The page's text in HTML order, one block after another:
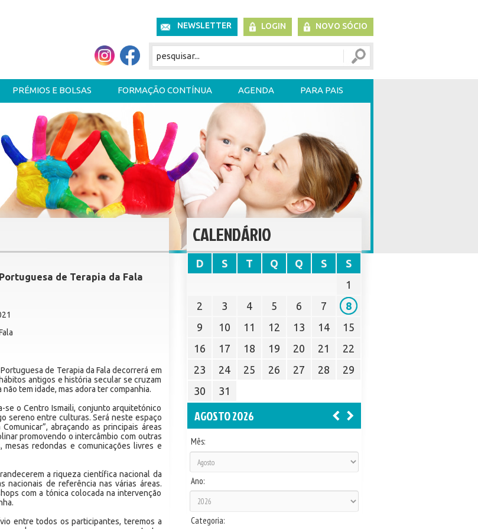
NEWSLETTER LOGIN NOVO SÓCIO
PRÉMIOS E BOLSAS FORMAÇÃO CONTÍNUA AGENDA PARA PAIS
de Terapia da Fala
de Terapia da Fala decorrerá em
antigos e história secular se cruzam
tem idade, mas adora ter companhia.
se o Centro Ismaili, conjunto arquitetónico
sereno entre culturas. Será neste espaço
abraçando as principais áreas
promovendo o intercâmbio com outras
mesas redondas e comunicações livres e
a riqueza científica nacional da
nacionais de referência nas várias áreas.
com a tónica colocada na intervenção
entre todos os participantes, teremos a
CALENDÁRIO
D S T Q Q S
S
1
2
3 4 5 6 7
8
9
10 11 12 13 14
15
16
17 18 19 20 21
22
23
24 25 26 27 28
29
30
31
AGOSTO 2026
Mês:
Ano:
Categoria: